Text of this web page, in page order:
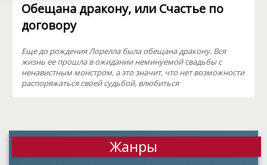
Обещана дракону, или Счастье по
договору
Еще до рождения Лорелла была обещана дракону. Вся
жизнь ее прошла в ожидании неминуемой свадьбы с
ненавистным монстром, а это значит, что нет возможности
распоряжаться своей судьбой, влюбиться
Жанры